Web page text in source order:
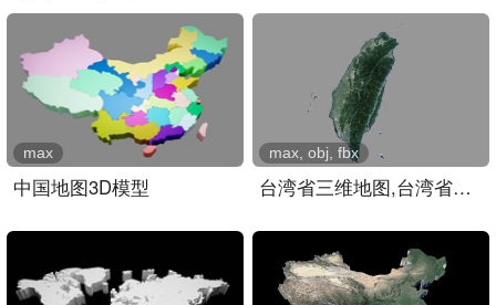
中国地图3D模型
max
台湾省三维地图,台湾省地形..
max, obj, fbx